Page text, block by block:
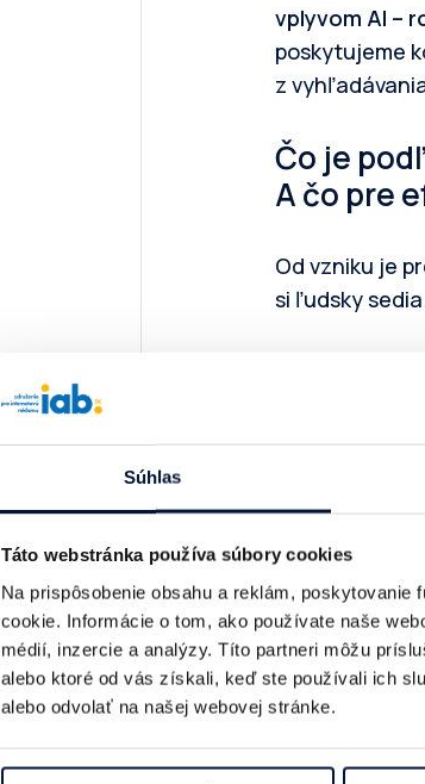
Súhlas
Táto webstránka používa súbory cookies
Na prispôsobenie obsahu a reklám,
cookie. Informácie o tom, ako používate naše
médií, inzercie a analýzy. Títo partneri môžu
alebo ktoré od vás získali, keď ste používali ich
alebo odvolať na našej webovej stránke.
vplyvom AI –
poskytujeme
z
Čo je
A čo pre
Od vzniku je
si ľudsky
Najlepšie
Prečo
Pre naše
užšom spojení
Oceňujem, že
vzdelávacie aj
príležitostiach